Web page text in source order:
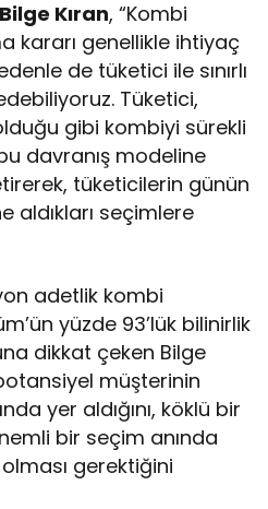
Kıran, “Kombi
kararı genellikle ihtiyaç
de tüketici ile sınırlı
Tüketici,
gibi kombiyi sürekli
davranış modeline
tüketicilerin günün
aldıkları seçimlere
adetlik kombi
yüzde 93’lük bilinirlik
dikkat çeken Bilge
müşterinin
yer aldığını, köklü bir
bir seçim anında
gerektiğini